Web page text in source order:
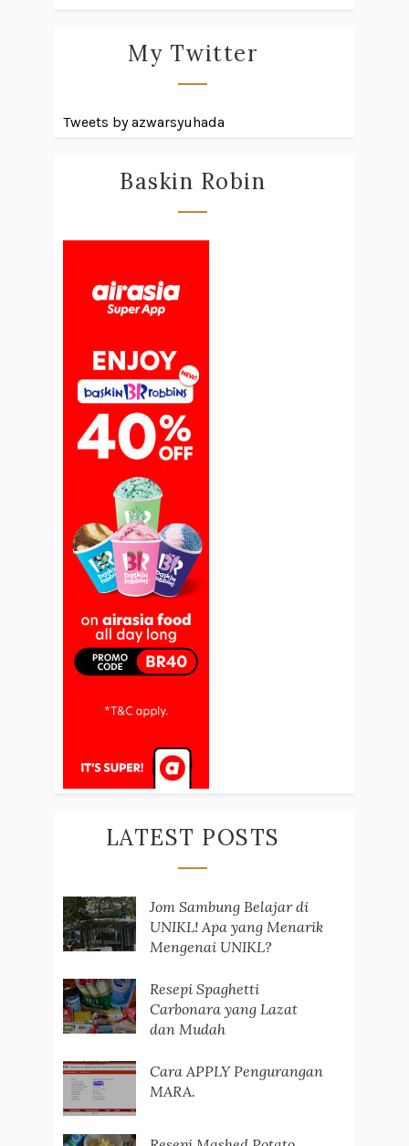
My Twitter
Tweets by azwarsyuhada
Baskin Robin
LATEST POSTS
Jom Sambung Belajar di
UNIKL! Apa yang Menarik
Mengenai UNIKL?
Resepi Spaghetti
Carbonara yang Lazat
dan Mudah
Cara APPLY Pengurangan
MARA.